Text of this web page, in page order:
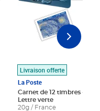
Livraison offerte
La Poste
Carnet de 12 timbres - Le
Lettre verte
20g / France